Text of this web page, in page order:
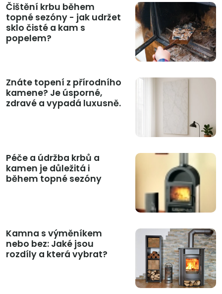
Čištění krbu během
topné sezóny - jak udržet
sklo čisté a kam s
popelem?
Znáte topení z přírodního
kamene? Je úsporné,
zdravé a vypadá luxusně.
Péče a údržba krbů a
kamen je důležitá i
během topné sezóny
Kamna s výměníkem
nebo bez: Jaké jsou
rozdíly a která vybrat?